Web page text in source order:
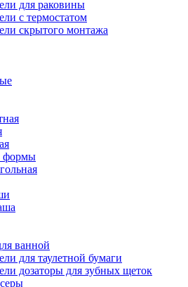
для раковины
с термостатом
скрытого монтажа
формы
ванной
для таулетной бумаги
дозаторы для зубных щеток